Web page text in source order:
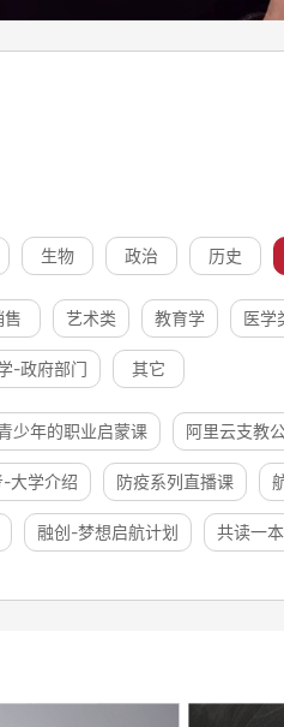
生物 政治 历史
售 艺术类 教育学 医学
-政府部门 其它
少年的职业启蒙课 阿里云支教
-大学介绍 防疫系列直播课
融创-梦想启航计划 共读一